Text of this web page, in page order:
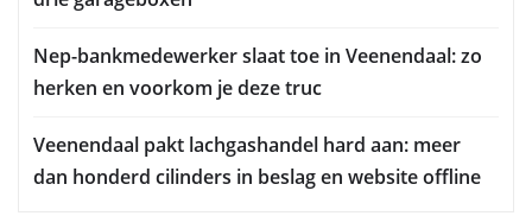
Nep-bankmedewerker slaat toe in Veenendaal: zo
herken en voorkom je deze truc
Veenendaal pakt lachgashandel hard aan: meer
dan honderd cilinders in beslag en website offline